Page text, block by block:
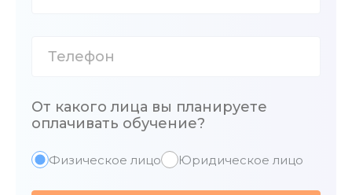
От какого лица вы планируете
оплачивать обучение?
Физическое лицо Юридическое лицо